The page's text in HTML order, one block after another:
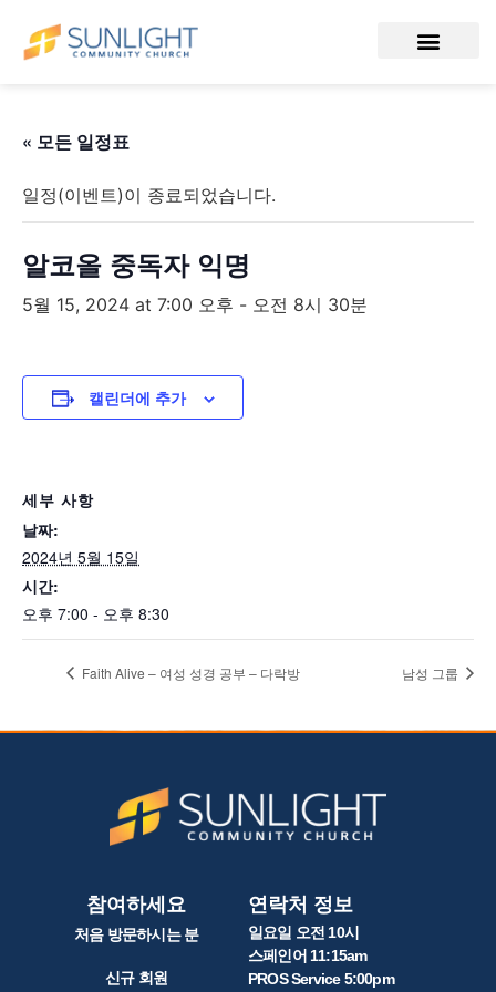
« 모든 일정표
일정(이벤트)이 종료되었습니다.
알코올 중독자 익명
5월 15, 2024 at 7:00 오후 - 오전 8시 30분
캘린더에 추가
세부 사항
날짜:
2024년 5월 15일
시간:
오후 7:00 - 오후 8:30
Faith Alive – 여성 성경 공부 – 다락방 남성 그룹
참여하세요
처음 방문하시는 분
신규 회원
연락처 정보
일요일 오전 10시
스페인어 11:15am
PROS Service 5:00pm